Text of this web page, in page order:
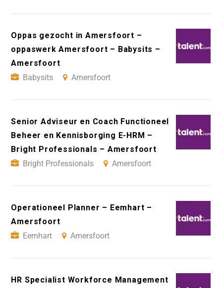
Oppas gezocht in Amersfoort –
oppaswerk Amersfoort – Babysits –
Amersfoort
Babysits
Amersfoort
Senior Adviseur en Coach Functioneel
Beheer en Kennisborging E-HRM –
Bright Professionals – Amersfoort
Bright Professionals
Amersfoort
Operationeel Planner – Eemhart –
Amersfoort
Eemhart
Amersfoort
HR Specialist Workforce Management